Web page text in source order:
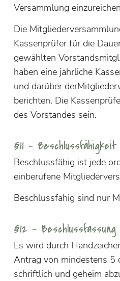
Versammlung
Die
Kassenprüfer für die
gewählten
haben eine jährliche
und darüber
berichten. Die
des Vorstandes sein.
§11 – Beschlussfähigkeit
Beschlussfähig ist jede
einberufene
Beschlussfähig sind nur
§12 – Beschlussfassung
Es wird durch
Antrag von mindestens 5
schriftlich und geheim